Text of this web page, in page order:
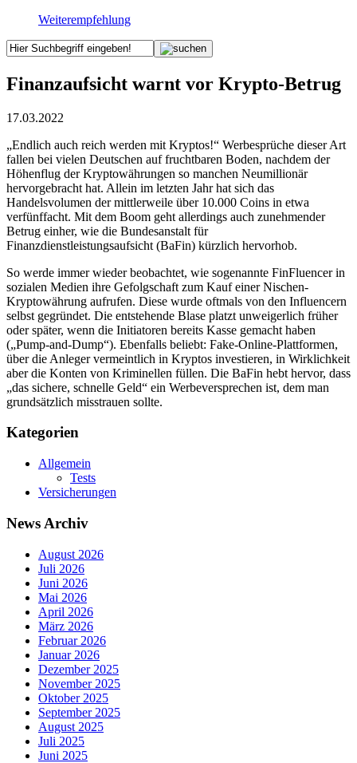
Weiterempfehlung
Finanzaufsicht warnt vor Krypto-Betrug
17.03.2022
„Endlich auch reich werden mit Kryptos!“ Werbesprüche dieser Art
fallen bei vielen Deutschen auf fruchtbaren Boden, nachdem der
Höhenflug der Kryptowährungen so manchen Neumillionär
hervorgebracht hat. Allein im letzten Jahr hat sich das
Handelsvolumen der mittlerweile über 10.000 Coins in etwa
verfünffacht. Mit dem Boom geht allerdings auch zunehmender
Betrug einher, wie die Bundesanstalt für
Finanzdienstleistungsaufsicht (BaFin) kürzlich hervorhob.
So werde immer wieder beobachtet, wie sogenannte FinFluencer in
sozialen Medien ihre Gefolgschaft zum Kauf einer Nischen-
Kryptowährung aufrufen. Diese wurde oftmals von den Influencern
selbst gegründet. Die entstehende Blase platzt unweigerlich früher
oder später, wenn die Initiatoren bereits Kasse gemacht haben
(„Pump-and-Dump“). Ebenfalls beliebt: Fake-Online-Plattformen,
über die Anleger vermeintlich in Kryptos investieren, in Wirklichkeit
aber die Konten von Kriminellen füllen. Die BaFin hebt hervor, dass
„das sichere, schnelle Geld“ ein Werbeversprechen ist, dem man
grundsätzlich misstrauen sollte.
Kategorien
Allgemein
Tests
Versicherungen
News Archiv
August 2026
Juli 2026
Juni 2026
Mai 2026
April 2026
März 2026
Februar 2026
Januar 2026
Dezember 2025
November 2025
Oktober 2025
September 2025
August 2025
Juli 2025
Juni 2025